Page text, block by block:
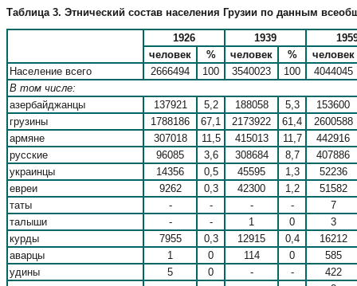
Таблица 3. Этнический состав населения Грузии по данным
1926 1939
человек
% человек %
человек
Население всего
2666494 100 3540023 100
4044045
В том числе:
азербайджанцы
137921 5,2 188058 5,3
153600
грузины
1788186 67,1 2173922 61,4
2600588
армяне
307018 11,5 415013 11,7
442916
русские
96085 3,6 308684 8,7
407886
украинцы
14356 0,5 45595 1,3
52236
евреи
9262 0,3 42300 1,2
51582
таты
- - - -
7
талыши
- - 1 0
3
курды
7955 0,3 12915 0,4
16212
аварцы
1 0 114 0
585
удины
5 0 - -
422